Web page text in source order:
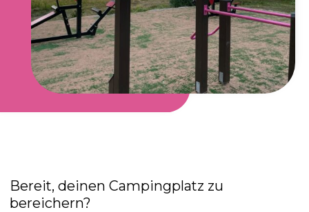
Bereit, deinen Campingplatz zu
bereichern?